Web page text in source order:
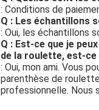
: Conditions de
Q : Les échantillons
: Oui, les échantillons
Q : Est-ce que je
de la roulette, est-
: Oui, mon ami. Vous
parenthèse de
professionnelle. Nous